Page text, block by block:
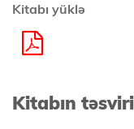
Kitabı yüklə
Kitabın təsviri